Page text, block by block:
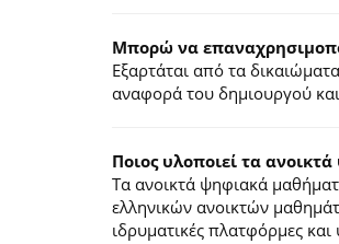
Mπορώ να
Εξαρτάται από τα
αναφορά του δημιουργού
Ποιος υλοποιεί τα
Τα ανοικτά ψηφιακά
ελληνικών ανοικτών
ιδρυματικές πλατφόρμες